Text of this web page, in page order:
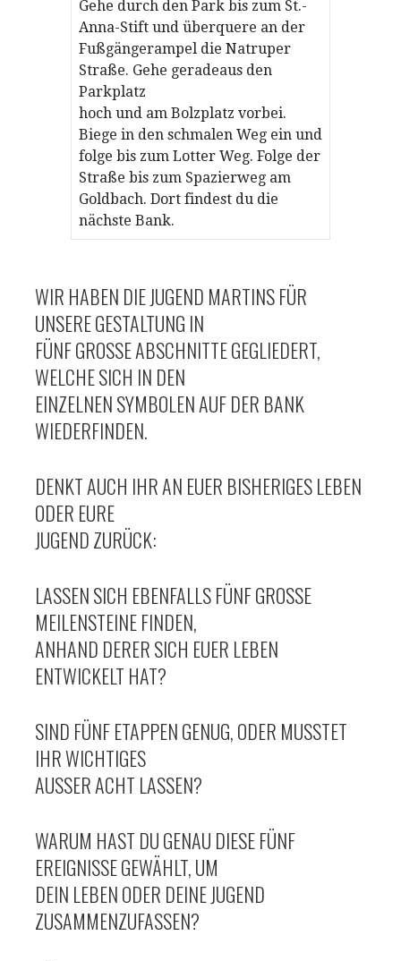
Gehe durch den Park bis zum St.-
Anna-Stift und überquere an der
Fußgängerampel die Natruper
Straße. Gehe geradeaus den
Parkplatz
hoch und am Bolzplatz vorbei.
Biege in den schmalen Weg ein und
folge bis zum Lotter Weg. Folge der
Straße bis zum Spazierweg am
Goldbach. Dort findest du die
nächste Bank.
WIR HABEN DIE JUGEND MARTINS FÜR
UNSERE GESTALTUNG IN
FÜNF GROSSE ABSCHNITTE GEGLIEDERT, W
ELCHE SICH IN DEN
EINZELNEN SYMBOLEN AUF DER BANK
WIEDERFINDEN.
DENKT AUCH IHR AN EUER BISHERIGES LEBEN
ODER EURE
JUGEND ZURÜCK:
LASSEN SICH EBENFALLS FÜNF GROSSE M
EILENSTEINE FINDEN,
ANHAND DERER SICH EUER LEBEN
ENTWICKELT HAT?
SIND FÜNF ETAPPEN GENUG, ODER MUSSTET
IHR WICHTIGES
AUSSER ACHT LASSEN?
WARUM HAST DU GENAU DIESE FÜNF
EREIGNISSE GEWÄHLT, UM
DEIN LEBEN ODER DEINE JUGEND
ZUSAMMENZUFASSEN?